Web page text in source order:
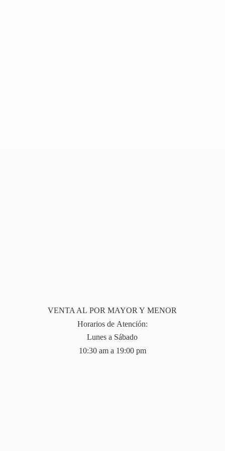
VENTA AL POR MAYOR Y MENOR
Horarios de Atención:
Lunes a Sábado
10:30 am a 19:00 pm